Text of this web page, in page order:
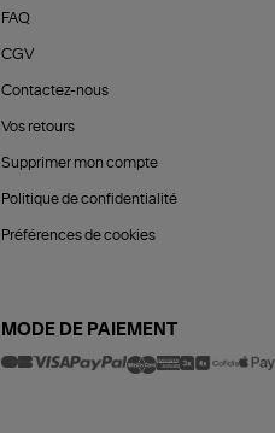
FAQ
CGV
Contactez-nous
Vos retours
Supprimer mon compte
Politique de confidentialité
Préférences de cookies
MODE DE PAIEMENT